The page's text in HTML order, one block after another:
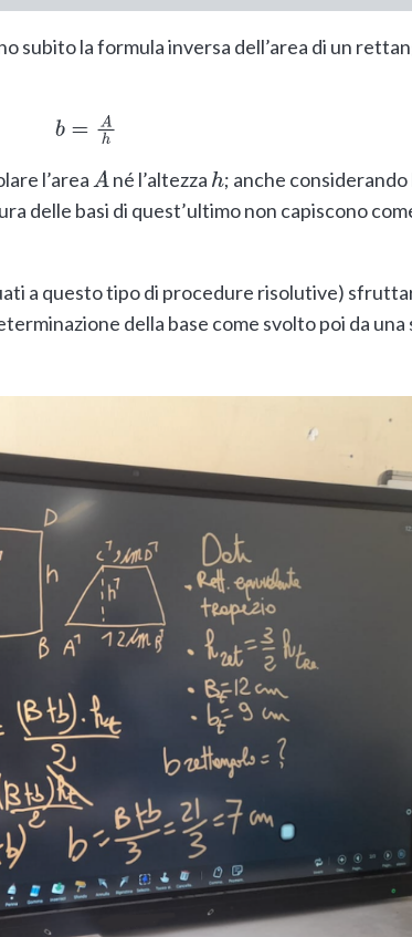
subito la formula inversa dell’area di un
b =A h
l’areaA né l’altezza h; anche considerando
delle basi di quest’ultimo non capiscono
a questo tipo di procedure risolutive)
della base come svolto poi da una